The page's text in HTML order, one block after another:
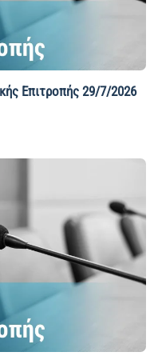
Επιτροπής 29/7/2026